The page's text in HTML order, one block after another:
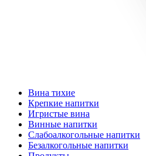
Вина тихие
Крепкие напитки
Игристые вина
Винные напитки
Слабоалкогольные напитки
Безалкогольные напитки